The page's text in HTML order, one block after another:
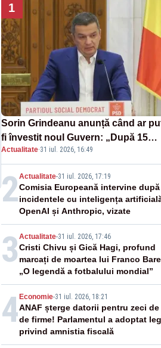
1
Sorin Grindeanu anunță când ar
fi învestit noul Guvern: „După 15
august sunt șanse mai mari”
Actualitate·31 iul. 2026, 16:49
2Actualitate-31 iul. 2026, 17:19
Comisia Europeană intervine după
incidentele cu inteligența
OpenAI și Anthropic, vizate
3 Actualitate-31 iul. 2026, 17:46
Cristi Chivu și Gică Hagi, profund
marcați de moartea lui Franco
„O legendă a fotbalului mondial”
4 Economie-31 iul. 2026, 18:21
ANAF șterge datorii pentru zeci de
de firme! Parlamentul a adoptat
privind amnistia fiscală